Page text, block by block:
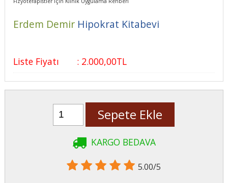
Erdem Demir Hipokrat Kitabevi
Liste Fiyatı : 2.000,00TL
Sepete Ekle
KARGO BEDAVA
5.00/5